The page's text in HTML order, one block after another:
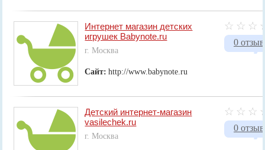
0
Интернет магазин детских
игрушек Babynote.ru
г. Москва
Сайт: http://www.babynote.ru
0
Детский интернет-магазин
vasilechek.ru
г. Москва